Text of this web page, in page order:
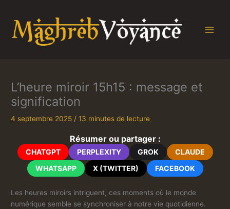
contenu
L’heure miroir 15h15 : message et
signification
4 septembre 2025/13 minutes de lecture
Résumer ou partager :
CHATGPT PERPLEXITY GROK
CLAUDE
WHATSAPP
X (TWITTER) FACEBOOK
Les heures miroirs intriguent, ces moments où le monde
numérique semble se synchroniser à notre vie quotidienne.